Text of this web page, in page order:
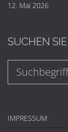
12. Mai 2026
SUCHEN
IMPRESSUM